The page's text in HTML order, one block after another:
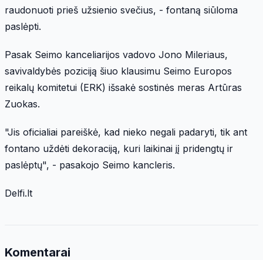
raudonuoti prieš užsienio svečius, - fontaną siūloma
paslėpti.
Pasak Seimo kanceliarijos vadovo Jono Mileriaus,
savivaldybės poziciją šiuo klausimu Seimo Europos
reikalų komitetui (ERK) išsakė sostinės meras Artūras
Zuokas.
"Jis oficialiai pareiškė, kad nieko negali padaryti, tik ant
fontano uždėti dekoraciją, kuri laikinai jį pridengtų ir
paslėptų", - pasakojo Seimo kancleris.
Delfi.lt
Komentarai